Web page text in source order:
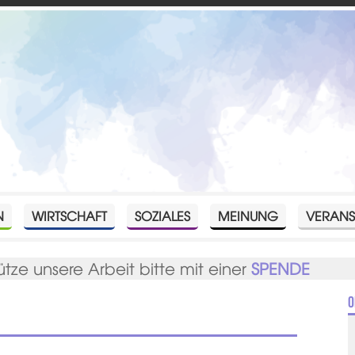
WIRTSCHAFT SOZIALES MEINUNG
unsere Arbeit bitte mit einerSPENDE